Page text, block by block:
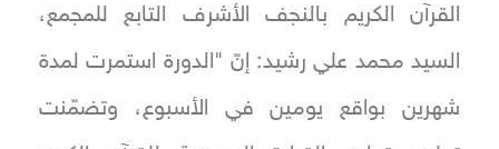
القرآن الكريم بالنجف الأشرف التابع للمجمع،
السيد محمد علي رشيد: إنّ "الدورة استمرت لمدة
شهرين بواقع يومين في الأسبوع، وتضمّنت